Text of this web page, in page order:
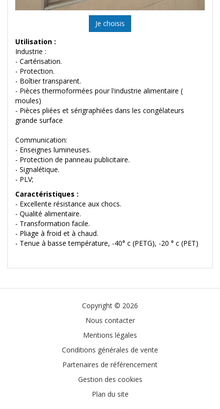
Je choisis
Utilisation :
Industrie :
- Cartérisation.
- Protection.
- Boîtier transparent.
- Pièces thermoformées pour l'industrie alimentaire (
moules)
- Pièces pliées et sérigraphiées dans les congélateurs
grande surface
Communication:
- Enseignes lumineuses.
- Protection de panneau publicitaire.
- Signalétique.
- PLV;
Caractéristiques :
- Excellente résistance aux chocs.
- Qualité alimentaire.
- Transformation facile.
- Pliage à froid et à chaud.
- Tenue à basse température, -40° c (PETG), -20 ° c (PET)
Copyright © 2026
Nous contacter
Mentions légales
Conditions générales de vente
Partenaires de référencement
Gestion des cookies
Plan du site